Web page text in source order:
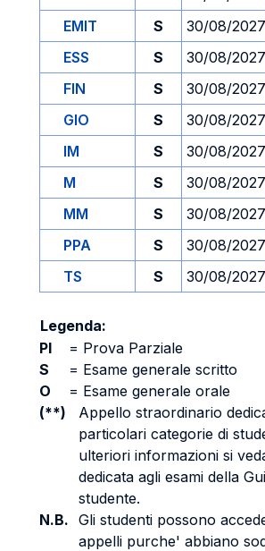
EMIT
S 30/08/2027
ESS
S 30/08/2027
FIN
S 30/08/2027
GIO
S 30/08/2027
IM
S 30/08/2027
M
S 30/08/2027
MM
S 30/08/2027
PPA
S 30/08/2027
TS
S 30/08/2027
Legenda:
PI
= Prova Parziale
S
= Esame generale scritto
O
= Esame generale orale
(**)
Appello straordinario
particolari categorie di
ulteriori informazioni si
dedicata agli esami della
studente.
N.B. Gli studenti possono
appelli purche' abbiano